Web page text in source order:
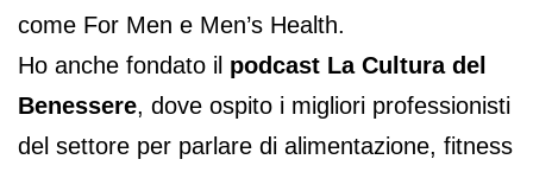
come For Men e Men’s Health.
Ho anche fondato il podcast La Cultura del
Benessere, dove ospito i migliori professionisti
del settore per parlare di alimentazione, fitness